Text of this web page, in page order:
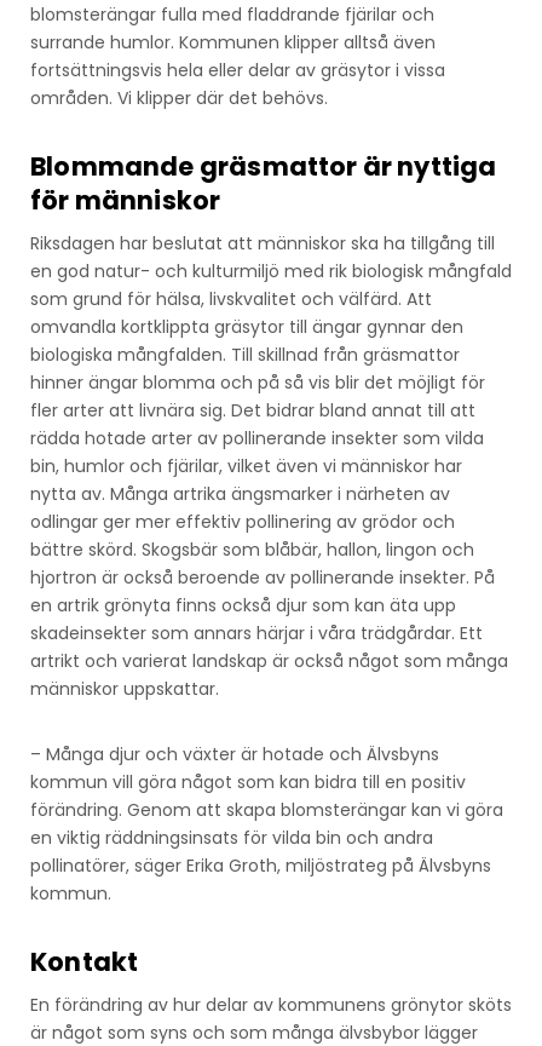
blomsterängar fulla med fladdrande fjärilar och
surrande humlor. Kommunen klipper alltså även
fortsättningsvis hela eller delar av gräsytor i vissa
områden. Vi klipper där det behövs.
Blommande gräsmattor är nyttiga
för människor
Riksdagen har beslutat att människor ska ha tillgång till
en god natur- och kulturmiljö med rik biologisk mångfald
som grund för hälsa, livskvalitet och välfärd. Att
omvandla kortklippta gräsytor till ängar gynnar den
biologiska mångfalden. Till skillnad från gräsmattor
hinner ängar blomma och på så vis blir det möjligt för
fler arter att livnära sig. Det bidrar bland annat till att
rädda hotade arter av pollinerande insekter som vilda
bin, humlor och fjärilar, vilket även vi människor har
nytta av. Många artrika ängsmarker i närheten av
odlingar ger mer effektiv pollinering av grödor och
bättre skörd. Skogsbär som blåbär, hallon, lingon och
hjortron är också beroende av pollinerande insekter. På
en artrik grönyta finns också djur som kan äta upp
skadeinsekter som annars härjar i våra trädgårdar. Ett
artrikt och varierat landskap är också något som många
människor uppskattar.
– Många djur och växter är hotade och Älvsbyns
kommun vill göra något som kan bidra till en positiv
förändring. Genom att skapa blomsterängar kan vi göra
en viktig räddningsinsats för vilda bin och andra
pollinatörer, säger Erika Groth, miljöstrateg på Älvsbyns
kommun.
Kontakt
En förändring av hur delar av kommunens grönytor sköts
är något som syns och som många älvsbybor lägger